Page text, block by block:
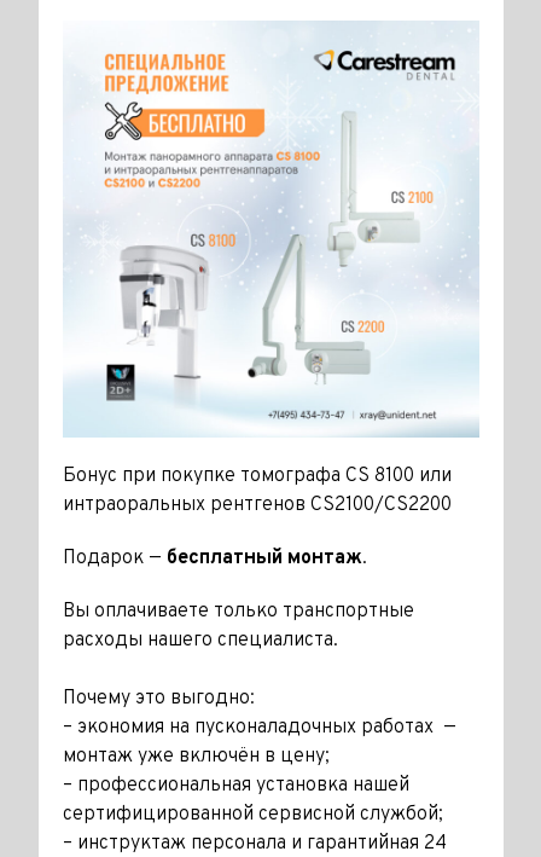
Бонус при покупке томографа CS 8100 или
интраоральных рентгенов CS2100/CS2200
Подарок — бесплатный монтаж.
Вы оплачиваете только транспортные
расходы нашего специалиста.
Почему это выгодно:
– экономия на пусконаладочных работах —
монтаж уже включён в цену;
– профессиональная установка нашей
сертифицированной сервисной службой;
– инструктаж персонала и гарантийная 24